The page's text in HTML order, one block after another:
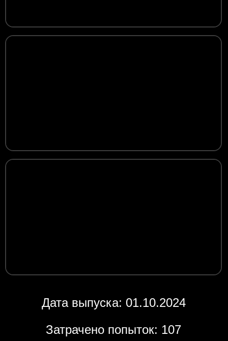
Дата выпуска: 01.10.2024
Затрачено попыток: 107